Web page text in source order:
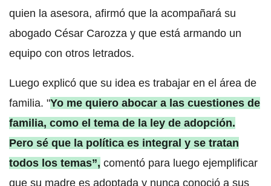
quien la asesora, afirmó que la acompañará su
abogado César Carozza y que está armando un
equipo con otros letrados.
Luego explicó que su idea es trabajar en el área de
familia. "Yo me quiero abocar a las cuestiones de
familia, como el tema de la ley de adopción.
Pero sé que la política es integral y se tratan
todos los temas”, comentó para luego ejemplificar
que su madre es adoptada y nunca conoció a sus